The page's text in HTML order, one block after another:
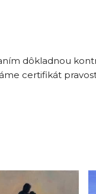
dôkladnou
certifikát